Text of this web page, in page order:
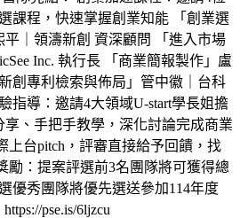
課程，快速掌握創業知能 「創業選
｜領濤新創 資深顧問 「進入市場
Inc. 執行長 「商業簡報製作」盧
創專利檢索與佈局」管中徽｜台科
指導：邀請4大領域U-start學長姐擔
、手把手教學，深化討論完成商業
上台pitch，評審直接給予回饋，找
：提案評選前3名團隊將可獲得總
優秀團隊將優先選送參加114年度
pse.is/6ljzcu